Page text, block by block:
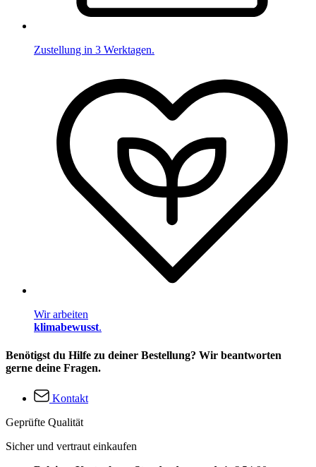
Zustellung in 3 Werktagen.
Wir arbeiten
klimabewusst.
Benötigst du Hilfe zu deiner Bestellung? Wir beantworten
gerne deine Fragen.
Kontakt
Geprüfte Qualität
Sicher und vertraut einkaufen